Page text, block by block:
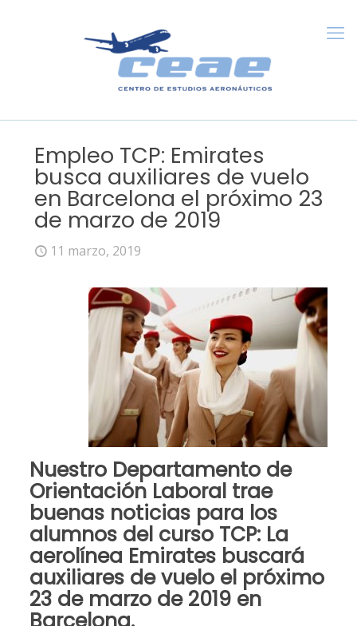
Empleo TCP: Emirates
busca auxiliares de vuelo
en Barcelona el próximo 23
de marzo de 2019
11 marzo, 2019
Nuestro Departamento de
Orientación Laboraltrae
buenas noticias para los
alumnos del curso TCP: La
aerolínea Emiratesbuscará
auxiliares de vuelo el próximo
23 de marzode 2019 en